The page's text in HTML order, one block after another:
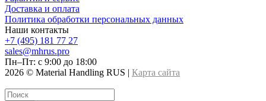
Доставка и оплата
Политика обработки персональных данных
Наши контакты
+7 (495) 181 77 27
sales@mhrus.pro
Пн–Пт: с 9:00 до 18:00
2026 © Material Handling RUS | Карта сайта